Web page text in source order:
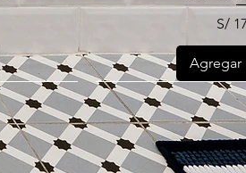
S/
Agregar